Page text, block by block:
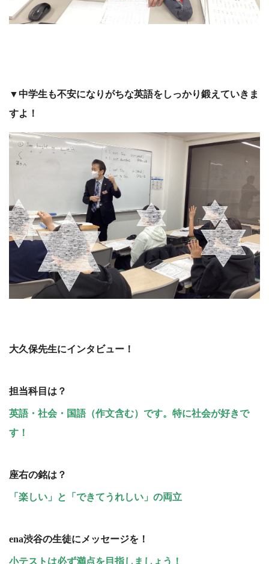
▼中学生も不安になりがちな英語をしっかり鍛えていきま
すよ！
大久保先生にインタビュー！
担当科目は？
英語・社会・国語（作文含む）です。特に社会が好きで
す！
座右の銘は？
「楽しい」と「できてうれしい」の両立
ena渋谷の生徒にメッセージを！
小テストは必ず満点を目指しましょう！